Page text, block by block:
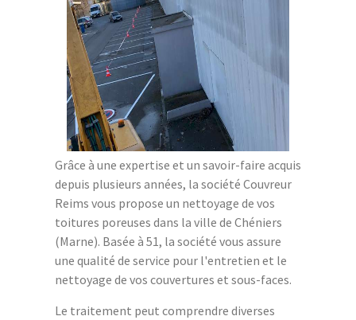
Grâce à une expertise et un savoir-faire acquis
depuis plusieurs années, la société Couvreur
Reims vous propose un nettoyage de vos
toitures poreuses dans la ville de Chéniers
(Marne). Basée à 51, la société vous assure
une qualité de service pour l'entretien et le
nettoyage de vos couvertures et sous-faces.
Le traitement peut comprendre diverses